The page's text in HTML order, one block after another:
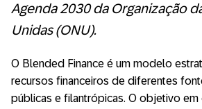
Agenda 2030 da Organização
Unidas (ONU).
O Blended Finance é um modelo
recursos financeiros de diferentes
públicas e filantrópicas. O objetivo